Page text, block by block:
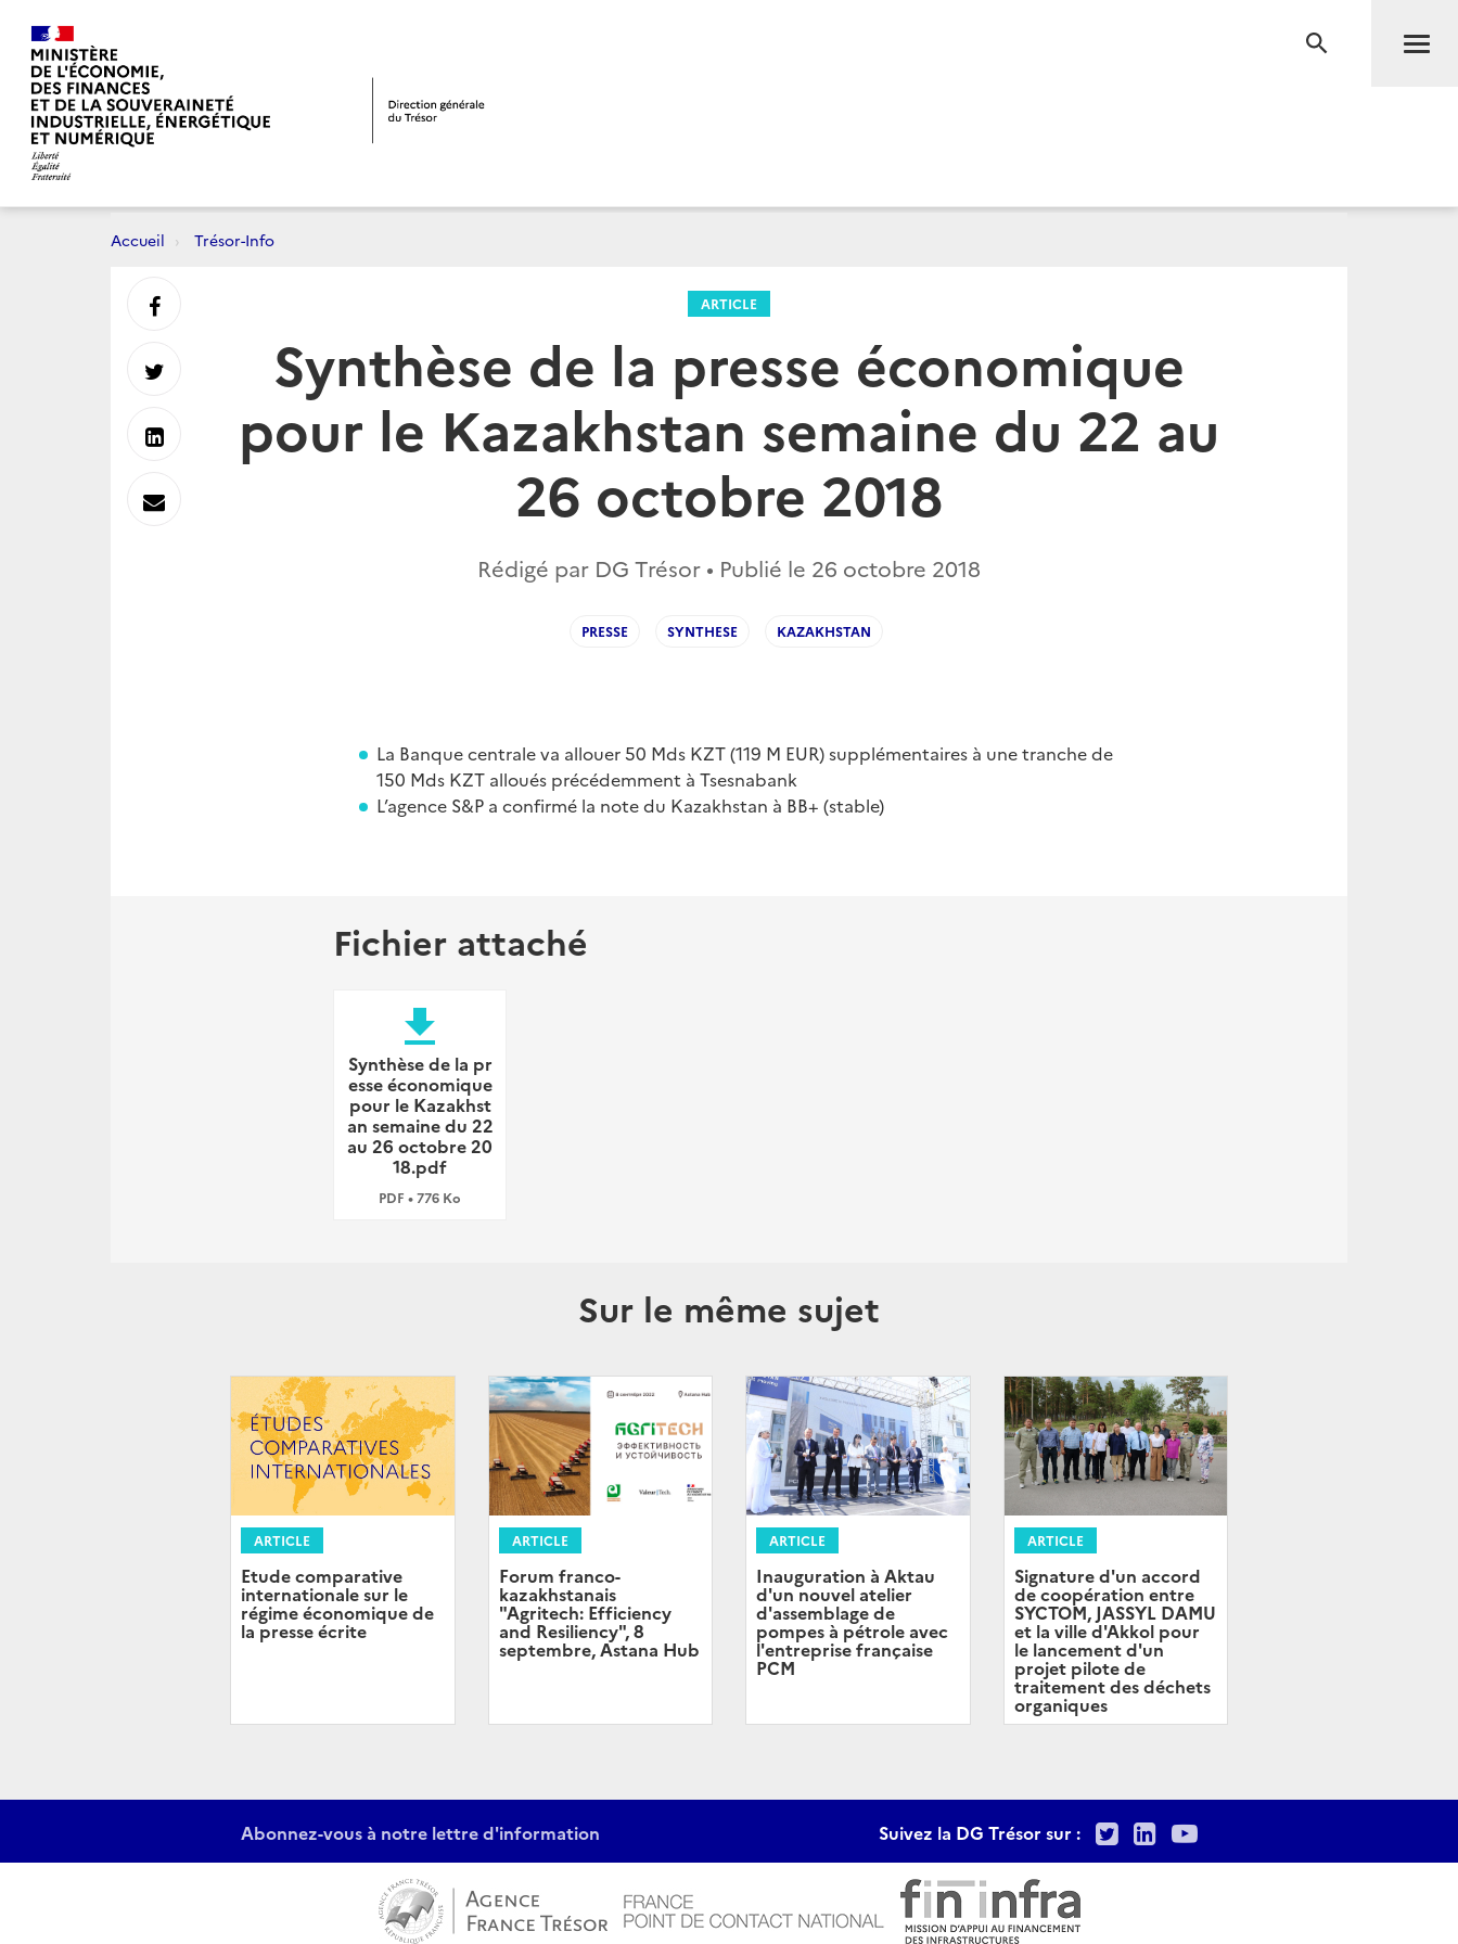
RECHERCHE
Accueil Trésor-Info
ARTICLE
Synthèse de la presse économique
pour le Kazakhstan semaine du 22 au
26 octobre 2018
Rédigé par DG Trésor • Publié le 26 octobre 2018
PRESSE SYNTHESE KAZAKHSTAN
La Banque centrale va allouer 50 Mds KZT (119 M EUR) supplémentaires à une tranche de
150 Mds KZT alloués précédemment à Tsesnabank
L’agence S&P a confirmé la note du Kazakhstan à BB+ (stable)
Fichier attaché
file_download
Synthèse de la pr
esse économique
pour le Kazakhst
an semaine du 22
au 26 octobre 20
18.pdf
PDF • 776 Ko
Sur le même sujet
ARTICLE
Etude comparative
internationale sur le
régime économique de
la presse écrite
ARTICLE
Forum franco-
kazakhstanais
"Agritech: Efficiency
and Resiliency", 8
septembre, Astana Hub
ARTICLE
Inauguration à Aktau
d'un nouvel atelier
d'assemblage de
pompes à pétrole avec
l'entreprise française
PCM
ARTICLE
Signature d'un accord
de coopération entre
SYCTOM, JASSYL DAMU
et la ville d'Akkol pour
le lancement d'un
projet pilote de
traitement des déchets
organiques
Partager
sur
Partager
sur
Partager
sur
Envoyer
Abonnez-vous à notre lettre d'information Suivez la DG Trésor sur : TwitterLinkedIn
Youtube